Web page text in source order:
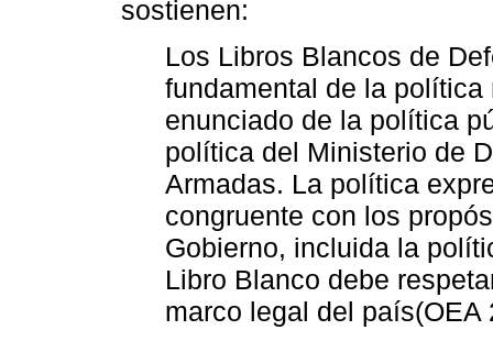
sostienen:
Los Libros Blancos de
fundamental de la
enunciado de la política
política del Ministerio de
Armadas. La política
congruente con los
Gobierno, incluida la
Libro Blanco debe
marco legal del país(OEA